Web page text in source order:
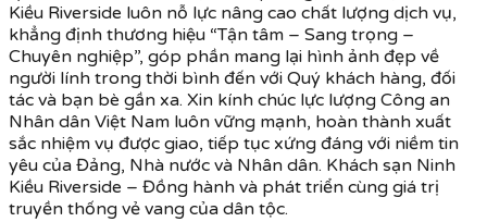
Kiều Riverside luôn nỗ lực nâng cao chất lượng dịch vụ,
khẳng định thương hiệu “Tận tâm – Sang trọng –
Chuyên nghiệp”, góp phần mang lại hình ảnh đẹp về
người lính trong thời bình đến với Quý khách hàng, đối
tác và bạn bè gần xa. Xin kính chúc lực lượng Công an
Nhân dân Việt Nam luôn vững mạnh, hoàn thành xuất
sắc nhiệm vụ được giao, tiếp tục xứng đáng với niềm tin
yêu của Đảng, Nhà nước và Nhân dân. Khách sạn Ninh
Kiều Riverside – Đồng hành và phát triển cùng giá trị
truyền thống vẻ vang của dân tộc.